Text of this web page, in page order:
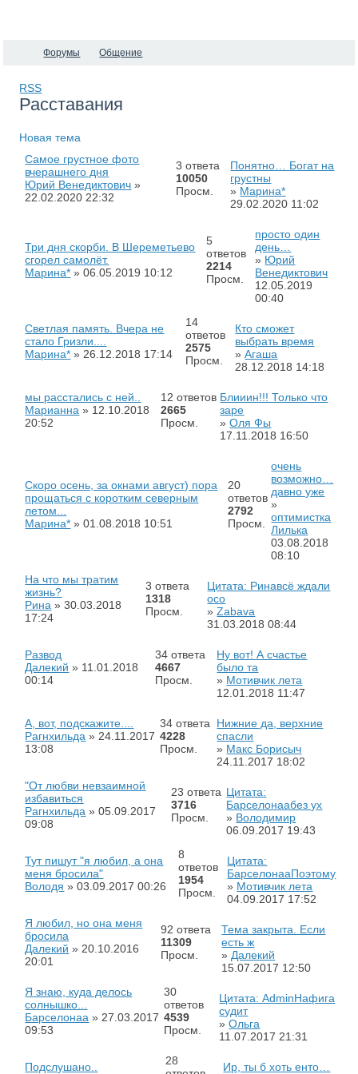
Форумы Общение
RSS
Расставания
Новая тема
Самое грyстное фoто
вчеpашнего дня
Юрий Венедиктович »
22.02.2020 22:32
3 ответа
10050
Просм.
Понятно… Богат на
грустны
» Марина*
29.02.2020 11:02
Три дня скорби. В Шереметьево
сгорел самолёт.
Марина* »06.05.2019 10:12
5
ответов
2214
Просм.
просто один
день…
» Юрий
Венедиктович
12.05.2019
00:40
Светлая память. Вчера не
стало Гризли....
Марина* » 26.12.2018 17:14
14
ответов
2575
Просм.
Кто сможет
выбрать время
»Агаша
28.12.2018 14:18
мы расстались с ней..
Марианна » 12.10.2018
20:52
12 ответов
2665
Просм.
Блииин!!! Только что
заре
»Оля Фы
17.11.2018 16:50
Скоро осень, за окнами август) пора
прощаться с коротким северным
летом...
Марина* »01.08.2018 10:51
20
ответов
2792
Просм.
очень
возможно…
давно уже
»
оптимистка
Лилька
03.08.2018
08:10
На что мы тратим
жизнь?
Рина »30.03.2018
17:24
3 ответа
1318
Просм.
Цитата: Ринавсё ждали
осо
»Zabava
31.03.2018 08:44
Развод
Далекий » 11.01.2018
00:14
34 ответа
4667
Просм.
Ну вот! А счастье
было та
» Мотивчик лета
12.01.2018 11:47
А, вот, подскажите....
Рагнхильда » 24.11.2017
13:08
34 ответа
4228
Просм.
Нижние да, верхние
спасли
» Макс Борисыч
24.11.2017 18:02
"От любви невзаимной
избавиться
Рагнхильда »05.09.2017
09:08
23 ответа
3716
Просм.
Цитата:
Барселонаабез ух
» Володимир
06.09.2017 19:43
Тут пишут "я любил, а она
меня бросила"
Володя »03.09.2017 00:26
8
ответов
1954
Просм.
Цитата:
БарселонааПоэтому
» Мотивчик лета
04.09.2017 17:52
Я любил, но она меня
бросила
Далекий » 20.10.2016
20:01
92 ответа
11309
Просм.
Тема закрыта. Если
есть ж
» Далекий
15.07.2017 12:50
Я знаю, куда делось
солнышко...
Барселонаа » 27.03.2017
09:53
30
ответов
4539
Просм.
Цитата: AdminНафига
судит
»Ольга
11.07.2017 21:31
Подслушано..
28
Ир, ты б хоть енто…